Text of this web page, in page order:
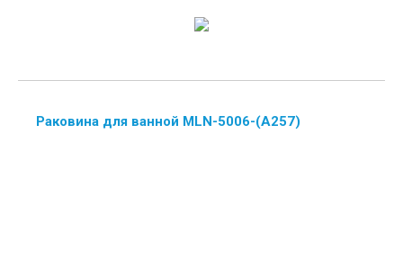
Раковина для ванной MLN-5006-(А257)